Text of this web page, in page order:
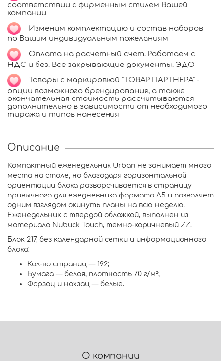
соответствии с фирменным стилем Вашей
компании
Изменим комплектацию и состав наборов
по Вашим индивидуальным пожеланиям
Оплата на расчетный счет. Работаем с
НДС и без. Все закрывающие документы. ЭДО
Товары с маркировкой "ТОВАР ПАРТНЁРА" -
опции возможного брендирования, а также
окончательная стоимость рассчитываются
дополнительно в зависимости от необходимого
тиража и типов нанесения
Описание
Компактный еженедельник Urban не занимает много
места на столе, но благодаря горизонтальной
ориентации блока разворачивается в страницу
привычного для ежедневника формата А5 и позволяет
одним взглядом окинуть планы на всю неделю.
Еженедельник с твердой обложкой, выполнен из
материала Nubuck Touch, тёмно-коричневый ZZ.
Блок 217, без календарной сетки и информационного
блока:
Кол-во страниц — 192;
Бумага — белая, плотность 70 г/м²;
Форзац и нахзац — белые.
О компании